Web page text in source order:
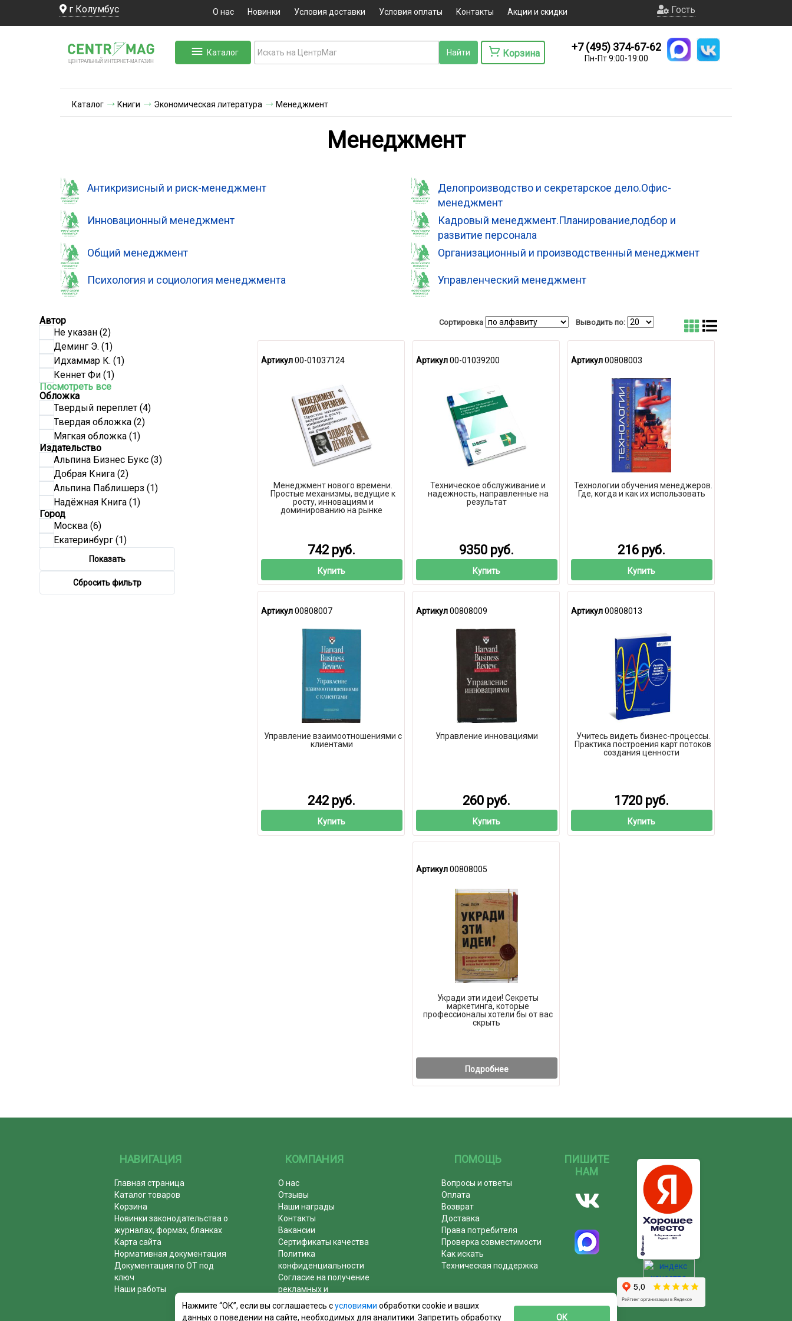
г Колумбус О нас Новинки Условия доставки Условия оплаты Контакты Акции и скидки Гость
ЦЕНТРАЛЬНЫЙ ИНТЕРНЕТ-МА ГАЗИН
Каталог Корзина
+7 (495) 374-67-62
Пн-Пт 9:00-19:00
Каталог Книги Экономическая литература Менеджмент
Менеджмент
Антикризисный и риск-менеджмент
Делопроизводство и секретарское дело.Офис-
менеджмент
Инновационный менеджмент
Кадровый менеджмент.Планирование,подбор и
развитие персонала
Общий менеджмент
Организационный и производственный менеджмент
Психология и социология менеджмента Управленческий менеджмент
Автор
Не указан (2)
Деминг Э. (1)
Идхаммар К. (1)
Кеннет Фи (1)
Посмотреть все
Обложка
Твердый переплет (4)
Твердая обложка (2)
Мягкая обложка (1)
Издательство
Альпина Бизнес Букс (3)
Добрая Книга (2)
Альпина Паблишерз (1)
Надёжная Книга (1)
Город
Москва (6)
Екатеринбург (1)
Показать
Сбросить фильтр
Сортировка Выводить по:
Артикул00-01037124
Менеджмент нового времени.
Простые механизмы, ведущие к
росту, инновациям и
доминированию на рынке
742 руб.
Купить
Артикул00-01039200
Техническое обслуживание и
надежность, направленные на
результат
9350 руб.
Купить
Артикул00808003
Технологии обучения менеджеров.
Где, когда и как их использовать
216 руб.
Купить
Артикул00808007
Управление взаимоотношениями с
клиентами
242 руб.
Купить
Артикул00808009
Управление инновациями
260 руб.
Купить
Артикул00808013
Учитесь видеть бизнес-процессы.
Практика построения карт потоков
создания ценности
1720 руб.
Купить
Артикул00808005
Укради эти идеи! Секреты
маркетинга, которые
профессионалы хотели бы от вас
скрыть
Подробнее
НАВИГАЦИЯ
Главная страница
Каталог товаров
Корзина
Новинки законодательства о
журналах, формах, бланках
Карта сайта
Нормативная документация
Документация по ОТ под
ключ
Наши работы
КОМПАНИЯ
О нас
Отзывы
Наши награды
Контакты
Вакансии
Сертификаты качества
Политика
конфиденциальности
Согласие на получение
рекламных и
информационных рассылок
Почему журналы покупают у
ПОМОЩЬ
Вопросы и ответы
Оплата
Возврат
Доставка
Права потребителя
Проверка совместимости
Как искать
Техническая поддержка
ПИШИТЕ
НАМ
Нажмите “ОК”, если вы соглашаетесь сусловиями обработки cookie и ваших
данных о поведении на сайте, необходимых для аналитики. Запретить обработку
ОК